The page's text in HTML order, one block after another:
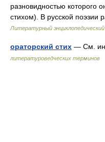
разновидностью которого
стихом). В русской
Литературный энциклопедический
ораторский стих — См.
литературоведческих терминов